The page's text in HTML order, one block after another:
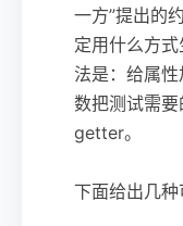
一方”提出的
定用什么方
法是：给属
数把测试需
getter。
下面给出几种